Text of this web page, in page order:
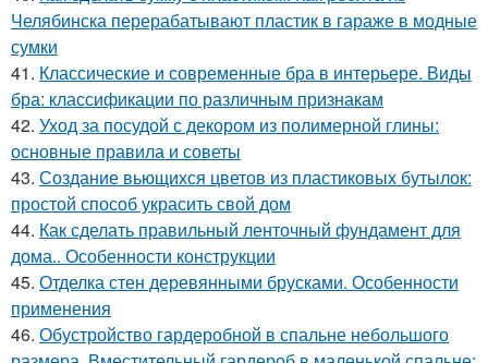
Челябинска перерабатывают пластик в гараже в модные
сумки
41. Классические и современные бра в интерьере. Виды
бра: классификации по различным признакам
42. Уход за посудой с декором из полимерной глины:
основные правила и советы
43. Создание вьющихся цветов из пластиковых бутылок:
простой способ украсить свой дом
44. Как сделать правильный ленточный фундамент для
дома.. Особенности конструкции
45. Отделка стен деревянными брусками. Особенности
применения
46. Обустройство гардеробной в спальне небольшого